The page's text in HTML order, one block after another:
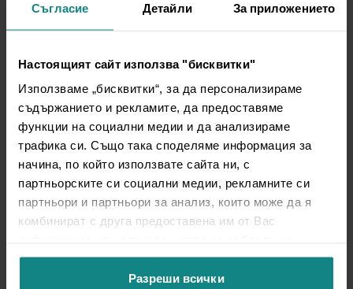
Съгласие Детайли За приложението
Настоящият сайт използва "бисквитки"
Използваме „бисквитки“, за да персонализираме
съдържанието и рекламите, да предоставяме
функции на социални медии и да анализираме
трафика си. Също така споделяме информация за
начина, по който използвате сайта ни, с
партньорските си социални медии, рекламните си
партньори и партньори за анализ, които може да я
комбинират с друга предоставена им от Вас
ползването от Ваша страна на услугите им.
Разреши всички